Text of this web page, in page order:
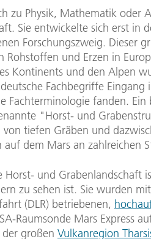
zu Physik, Mathematik oder
Sie entwickelte sich erst in
Forschungszweig. Dieser
Rohstoffen und Erzen in
Kontinents und den Alpen
Fachbegriffe
Fachterminologie fanden.
"Horst- und
von tiefen Gräben und
dem Mars an zahlreichen
Horst- und Grabenlandschaft
zu sehen ist. Sie wurden
(DLR) betriebenen,
Raumsonde Mars Express
großen Vulkanregion